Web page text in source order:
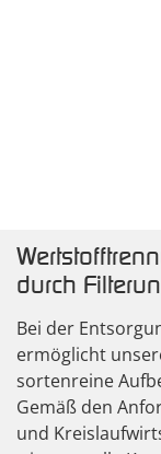
durch
Bei der
ermöglicht
sortenreine
Gemäß den
und